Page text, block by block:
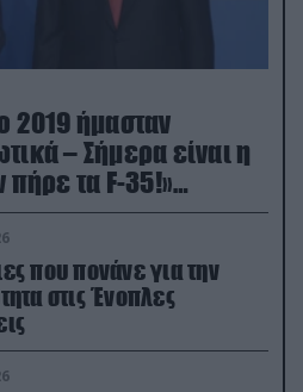
2019 ήμασταν
– Σήμερα είναι η
πήρε τα F-35!»
που πονάνε για την
στις Ένοπλες